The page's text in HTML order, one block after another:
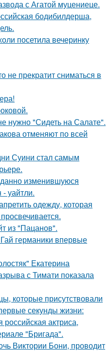
с Агатой муцениеце.
бодибилдерша,
посетила вечеринку
не прекратит сниматься в
нужно "Сидеть на Салате".
отменяют по всей
Суини стал самым
изменившуюся
- уайтли.
одежду, которая
из "Пацанов".
германики впервые
Екатерина
с Тимати показала
которые присутствовали
секунды жизни:
российская актриса,
"Бригада".
Виктории Бони, проводит